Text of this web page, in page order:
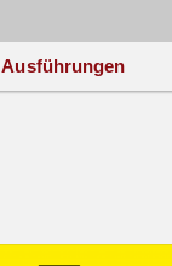
Ausführungen